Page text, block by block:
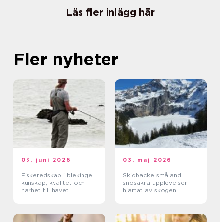
Läs fler inlägg här
Fler nyheter
03. juni 2026
Fiskeredskap i blekinge
kunskap, kvalitet och
närhet till havet
03. maj 2026
Skidbacke småland
snösäkra upplevelser i
hjärtat av skogen